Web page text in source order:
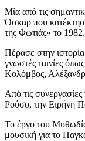
Μία από τις
Όσκαρ που
της Φωτιάς» το 1982.
Πέρασε στην
γνωστές ταινίες
Κολόμβος,
Από τις
Ρούσο, την Ειρήνη
Το έργο του
μουσική για το